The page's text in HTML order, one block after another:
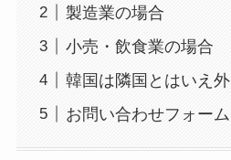
製造業の場合
小売・飲食業の場合
韓国は隣国とはいえ外
お問い合わせフォーム